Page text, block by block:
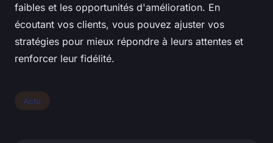
faibles et les opportunités d'amélioration. En
écoutant vos clients, vous pouvez ajuster vos
stratégies pour mieux répondre à leurs attentes et
renforcer leur fidélité.
Actu